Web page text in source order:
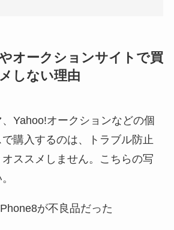
オークションサイトで買
しない理由
Yahoo!オークションなどの個
購入するのは、トラブル防止
ススメしません。こちらの写